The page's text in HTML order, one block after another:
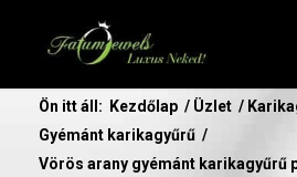
Ön itt áll: Kezdőlap / Üzlet /
Gyémánt karikagyűrű /
Vörös arany gyémánt karikagyűrű